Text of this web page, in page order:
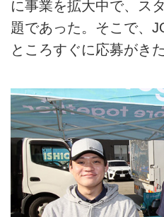
に事業を拡大中で、ス
題であった。そこで、
ところすぐに応募がき